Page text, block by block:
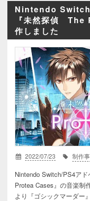
Nintendo
『未然探偵 The
作しました
2022/07/23 制作
Nintendo Switch/PS4ア
Protea Cases』の音楽制
より『ゴシックマーダー